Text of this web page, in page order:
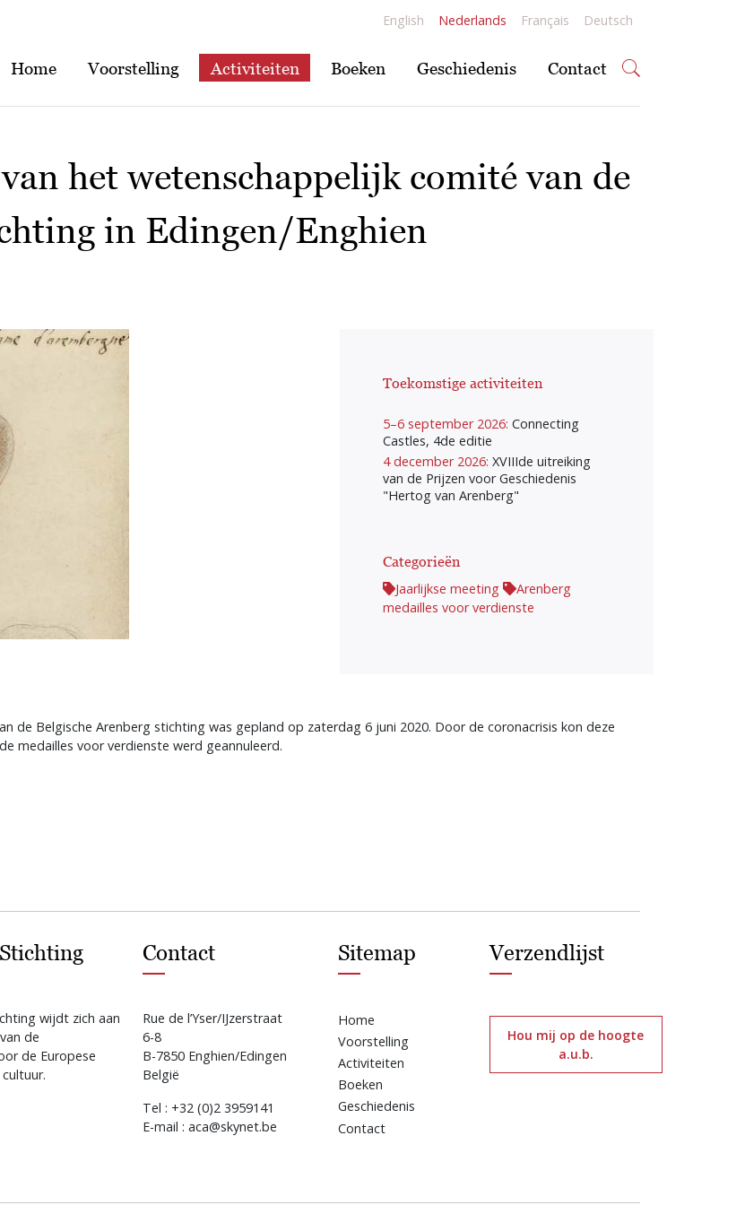
English Nederlands Français Deutsch
Home Voorstelling Activiteiten Boeken Geschiedenis Contact
het wetenschappelijk comité van de
in Edingen/Enghien
Toekomstige activiteiten
5–6 september 2026: Connecting
Castles, 4de editie
4 december 2026: XVIIIde uitreiking
van de Prijzen voor Geschiedenis
"Hertog van Arenberg"
Categorieën
Jaarlijkse meeting
Arenberg
medailles voor verdienste
de Belgische Arenberg stichting was gepland op zaterdag 6 juni 2020. Door de coronacrisis kon deze
medailles voor verdienste werd geannuleerd.
wijdt zich aan
de
de Europese
Contact
Rue de l’Yser/IJzerstraat
6-8
B-7850 Enghien/Edingen
België
Tel : +32 (0)2 3959141
E-mail : aca@skynet.be
Sitemap
Home
Voorstelling
Activiteiten
Boeken
Geschiedenis
Contact
Verzendlijst
Hou mij op de hoogte
a.u.b.